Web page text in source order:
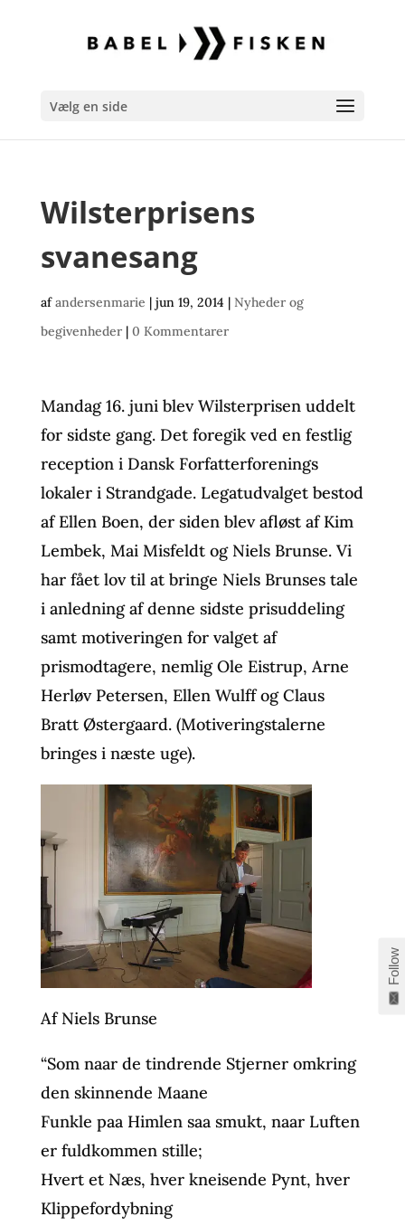
Vælg en side
Wilsterprisens
svanesang
afandersenmarie | jun 19, 2014 | Nyheder og
begivenheder| 0 Kommentarer
Mandag 16. juni blev Wilsterprisen uddelt
for sidste gang. Det foregik ved en festlig
reception i Dansk Forfatterforenings
lokaler i Strandgade. Legatudvalget bestod
af Ellen Boen, der siden blev afløst af Kim
Lembek, Mai Misfeldt og Niels Brunse. Vi
har fået lov til at bringe Niels Brunses tale
i anledning af denne sidste prisuddeling
samt motiveringen for valget af
prismodtagere, nemlig Ole Eistrup, Arne
Herløv Petersen, Ellen Wulff og Claus
Bratt Østergaard. (Motiveringstalerne
bringes i næste uge).
Af Niels Brunse
“Som naar de tindrende Stjerner omkring
den skinnende Maane
Funkle paa Himlen saa smukt, naar Luften
er fuldkommen stille;
Hvert et Næs, hver kneisende Pynt, hver
Klippefordybning
Follow